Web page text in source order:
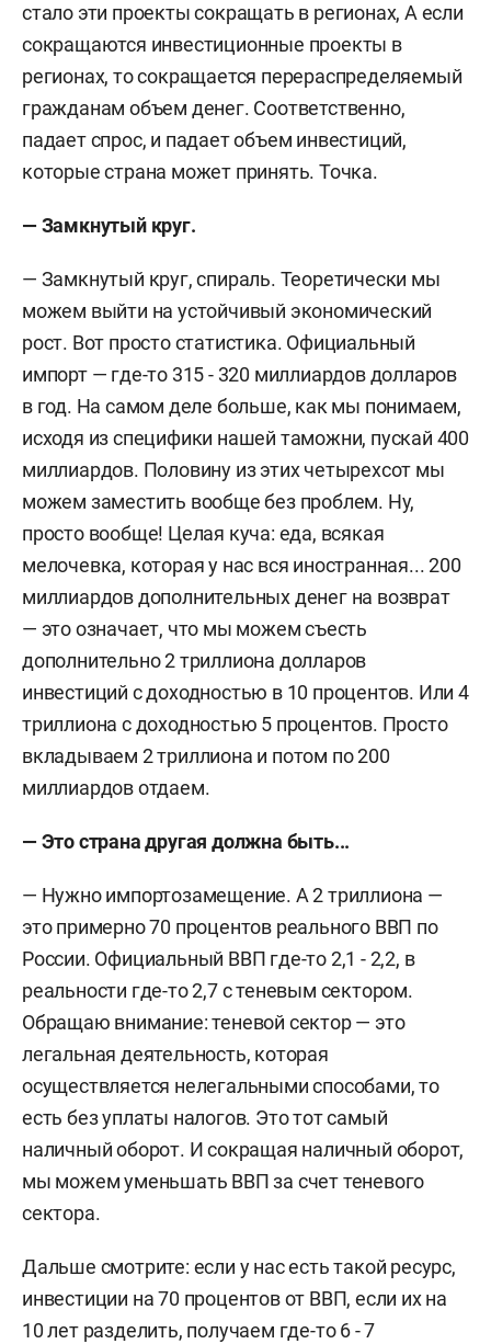
стало эти проекты сокращать в регионах, А если
сокращаются инвестиционные проекты в
регионах, то сокращается перераспределяемый
гражданам объем денег. Соответственно,
падает спрос, и падает объем инвестиций,
которые страна может принять. Точка.
— Замкнутый круг.
— Замкнутый круг, спираль. Теоретически мы
можем выйти на устойчивый экономический
рост. Вот просто статистика. Официальный
импорт — где-то 315 - 320 миллиардов долларов
в год. На самом деле больше, как мы понимаем,
исходя из специфики нашей таможни, пускай 400
миллиардов. Половину из этих четырехсот мы
можем заместить вообще без проблем. Ну,
просто вообще! Целая куча: еда, всякая
мелочевка, которая у нас вся иностранная... 200
миллиардов дополнительных денег на возврат
— это означает, что мы можем съесть
дополнительно 2 триллиона долларов
инвестиций с доходностью в 10 процентов. Или 4
триллиона с доходностью 5 процентов. Просто
вкладываем 2 триллиона и потом по 200
миллиардов отдаем.
— Это страна другая должна быть...
— Нужно импортозамещение. А 2 триллиона —
это примерно 70 процентов реального ВВП по
России. Официальный ВВП где-то 2,1 - 2,2, в
реальности где-то 2,7 с теневым сектором.
Обращаю внимание: теневой сектор — это
легальная деятельность, которая
осуществляется нелегальными способами, то
есть без уплаты налогов. Это тот самый
наличный оборот. И сокращая наличный оборот,
мы можем уменьшать ВВП за счет теневого
сектора.
Дальше смотрите: если у нас есть такой ресурс,
инвестиции на 70 процентов от ВВП, если их на
10 лет разделить, получаем где-то 6 - 7